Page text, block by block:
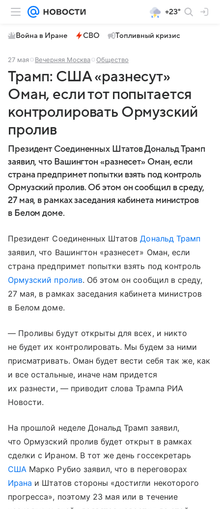
+23°
Война в Иране СВО Топливный кризис
27 мая Вечерняя Москва Общество
Трамп: США «разнесут»
Оман, если тот попытается
контролировать Ормузский
пролив
Президент Соединенных Штатов Дональд Трамп
заявил, что Вашингтон «разнесет» Оман, если
страна предпримет попытки взять под контроль
Ормузский пролив. Об этом он сообщил в среду,
27 мая, в рамках заседания кабинета министров
в Белом доме.
Президент Соединенных ШтатовДональд Трамп
заявил, что Вашингтон «разнесет» Оман, если
страна предпримет попытки взять под контроль
Ормузский пролив. Об этом он сообщил в среду,
27 мая, в рамках заседания кабинета министров
в Белом доме.
— Проливы будут открыты для всех, и никто
не будет их контролировать. Мы будем за ними
присматривать. Оман будет вести себя так же, как
и все остальные, иначе нам придется
их разнести, — приводит слова Трампа РИА
Новости.
На прошлой неделе Дональд Трамп заявил,
что Ормузский пролив будет открыт в рамках
сделки с Ираном. В тот же день госсекретарь
США Марко Рубио заявил, что в переговорах
Ирана и Штатов стороны «достигли некоторого
прогресса», поэтому 23 мая или в течение